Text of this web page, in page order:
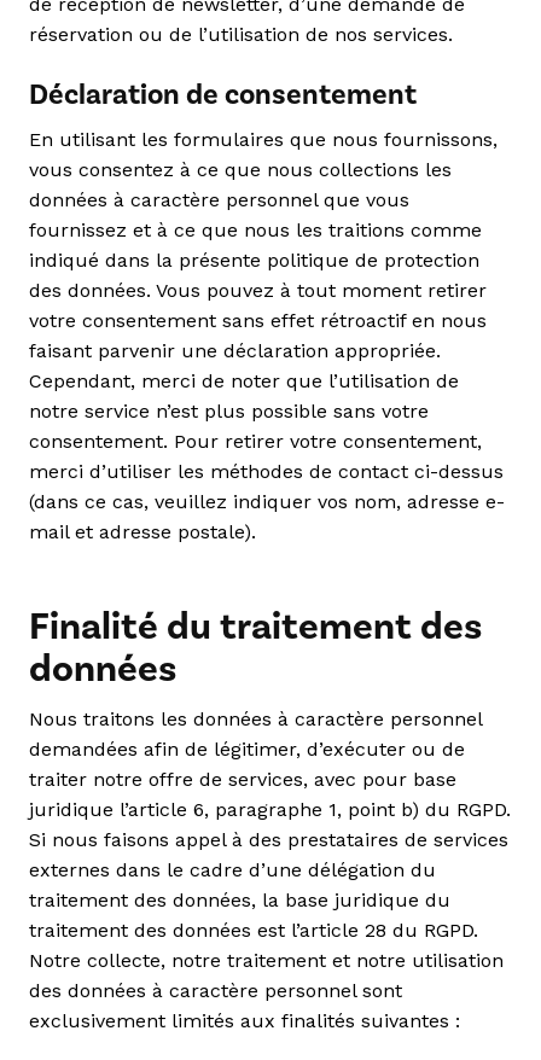
réservation ou de l’utilisation de nos services.
Déclaration de consentement
En utilisant les formulaires que nous fournissons,
vous consentez à ce que nous collections les
données à caractère personnel que vous
fournissez et à ce que nous les traitions comme
indiqué dans la présente politique de protection
des données. Vous pouvez à tout moment retirer
votre consentement sans effet rétroactif en nous
faisant parvenir une déclaration appropriée.
Cependant, merci de noter que l’utilisation de
notre service n’est plus possible sans votre
consentement. Pour retirer votre consentement,
merci d’utiliser les méthodes de contact ci-dessus
(dans ce cas, veuillez indiquer vos nom, adresse e-
mail et adresse postale).
Finalité du traitement des
données
Nous traitons les données à caractère personnel
demandées afin de légitimer, d’exécuter ou de
traiter notre offre de services, avec pour base
juridique l’article 6, paragraphe 1, point b) du RGPD.
Si nous faisons appel à des prestataires de services
externes dans le cadre d’une délégation du
traitement des données, la base juridique du
traitement des données est l’article 28 du RGPD.
Notre collecte, notre traitement et notre utilisation
des données à caractère personnel sont
exclusivement limités aux finalités suivantes :